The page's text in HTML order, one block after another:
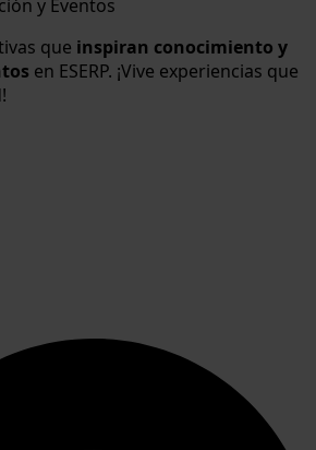
y Eventos
que inspiran conocimiento y
en ESERP. ¡Vive experiencias que